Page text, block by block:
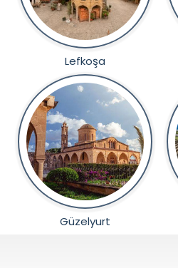
Lefkoşa
Güzelyurt